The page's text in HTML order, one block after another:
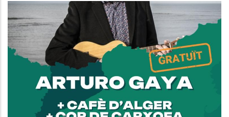
Banyeres Del Penedès Acull
Aquest Diumenge El Darrer Acte
Del Cicle Perifèria Cultural 2025
Amb Música, Glosa I Gastronomia
Local
Altres